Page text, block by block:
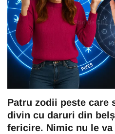
Patru zodii peste care
divin cu daruri din
fericire. Nimic nu le